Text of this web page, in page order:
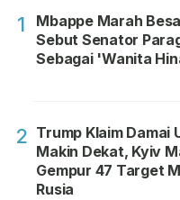
1
Mbappe Marah
Sebut Senator
Sebagai 'Wanita
2 Trump Klaim Damai
Makin Dekat, Kyiv
Gempur 47 Target
Rusia